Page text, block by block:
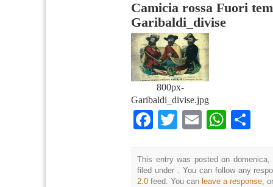
Camicia rossa Fuori
Garibaldi_divise
800px-
Garibaldi_divise.jpg
Facebook
TwitterEmail
This entry was posted on
filed under . You can follow any
2.0 feed. You can leave a response,